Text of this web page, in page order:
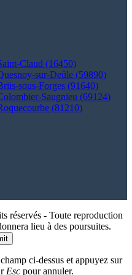
Claud (16450)
sur-Deûle (59890)
sous-Forges (91640)
Saugnieu (69124)
(81210)
réservés - Toute reproduction
lieu à des poursuites.
ci-dessus et appuyez sur
Esc pour annuler.